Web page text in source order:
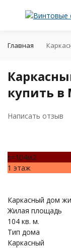
Главная
купить в
Написать отзыв
s=104м2
1 этаж
Каркасный дом
Жилая площадь
104 кв. м.
Тип дома
Каркасный